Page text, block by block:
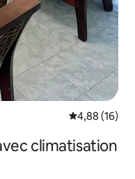
Note
4,88 (16)
climatisation